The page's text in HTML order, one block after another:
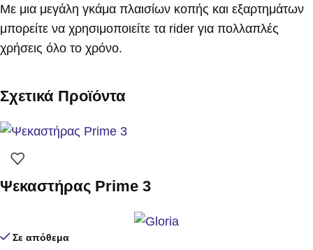
Με μια μεγάλη γκάμα πλαισίων κοπής και εξαρτημάτων
μπορείτε να χρησιμοποιείτε τα rider για πολλαπλές
χρήσεις όλο το χρόνο.
Σχετικά Προϊόντα
Ψεκαστήρας Prime 3
Σε απόθεμα